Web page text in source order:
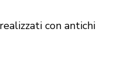
con antichi